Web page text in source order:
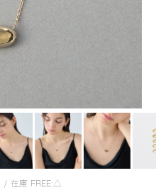
/ 在庫 FREE:△